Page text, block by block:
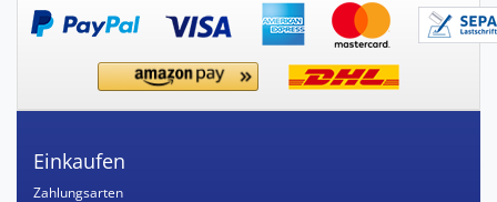
Einkaufen
Zahlungsarten